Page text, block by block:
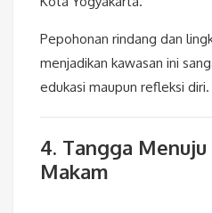
Pepohonan rindang dan
menjadikan kawasan ini
edukasi maupun refleksi diri.
4. Tangga
Makam